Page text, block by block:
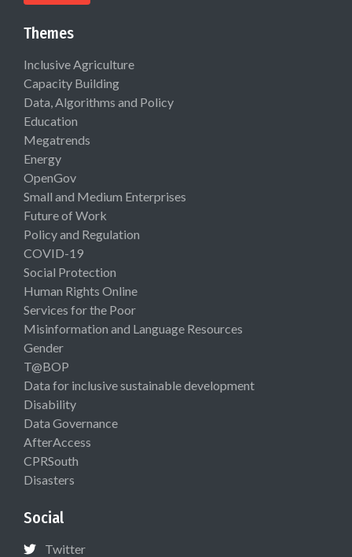
Themes
Inclusive Agriculture
Capacity Building
Data, Algorithms and Policy
Education
Megatrends
Energy
OpenGov
Small and Medium Enterprises
Future of Work
Policy and Regulation
COVID-19
Social Protection
Human Rights Online
Services for the Poor
Misinformation and Language Resources
Gender
T@BOP
Data for inclusive sustainable development
Disability
Data Governance
AfterAccess
CPRSouth
Disasters
Social
Twitter